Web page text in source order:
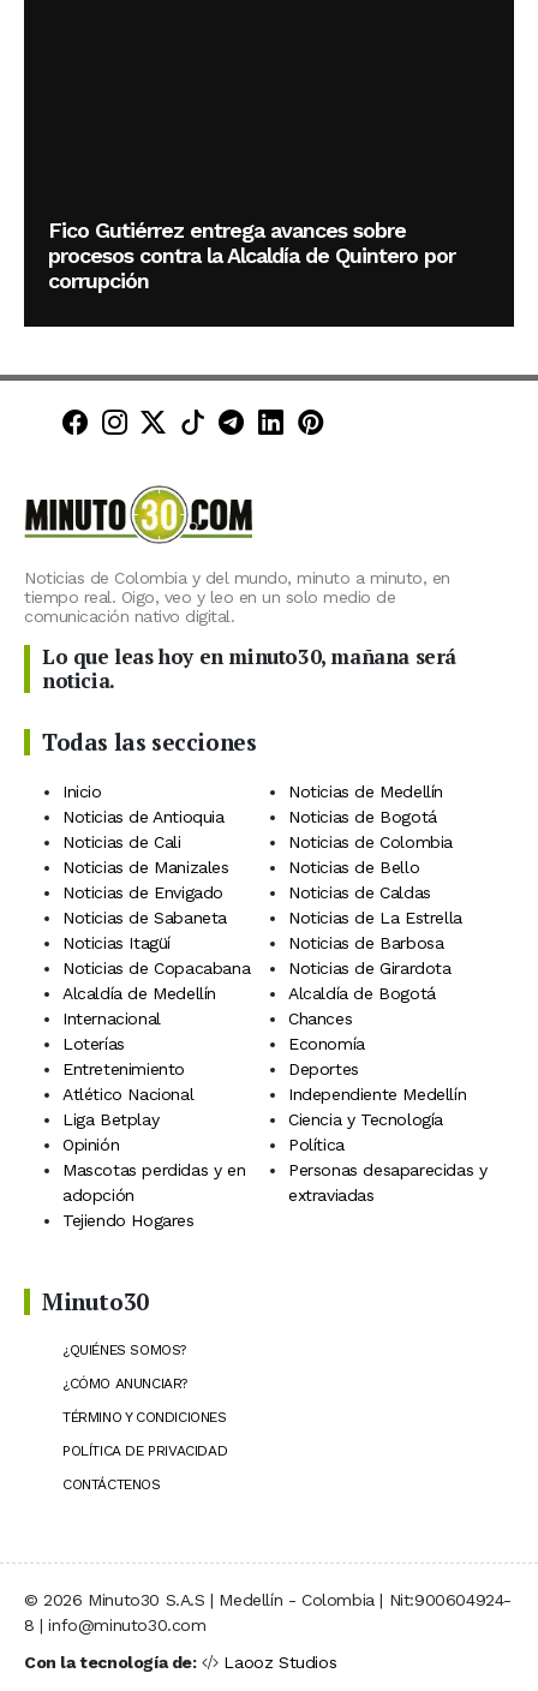
Fico Gutiérrez entrega avances sobre
procesos contra la Alcaldía de Quintero por
corrupción
Minuto30 en Facebook
Minuto30 en Instagram
Minuto30 en X (Twitter)
Minuto30 en TikTok
Canal de Minuto30 en
Minuto30 en LinkedIn
Minuto30 en
Noticias de Colombia y del mundo, minuto a minuto, en
tiempo real. Oigo, veo y leo en un solo medio de
comunicación nativo digital.
Lo que leas hoy en minuto30, mañana será
noticia.
Todas las secciones
Inicio
Noticias de Medellín
Noticias de Antioquia
Noticias de Bogotá
Noticias de Cali
Noticias de Colombia
Noticias de Manizales
Noticias de Bello
Noticias de Envigado
Noticias de Caldas
Noticias de Sabaneta
Noticias de La Estrella
Noticias Itagüí
Noticias de Barbosa
Noticias de Copacabana
Noticias de Girardota
Alcaldía de Medellín
Alcaldía de Bogotá
Internacional
Chances
Loterías
Economía
Entretenimiento
Deportes
Atlético Nacional
Independiente Medellín
Liga Betplay
Ciencia y Tecnología
Opinión
Política
Mascotas perdidas y en
adopción
Personas desaparecidas y
extraviadas
Tejiendo Hogares
Minuto30
¿QUIÉNES SOMOS?
¿CÓMO ANUNCIAR?
TÉRMINO Y CONDICIONES
POLÍTICA DE PRIVACIDAD
CONTÁCTENOS
© 2026 Minuto30 S.A.S | Medellín - Colombia | Nit:900604924-
8 | info@minuto30.com
Con la tecnología de:
Laooz Studios